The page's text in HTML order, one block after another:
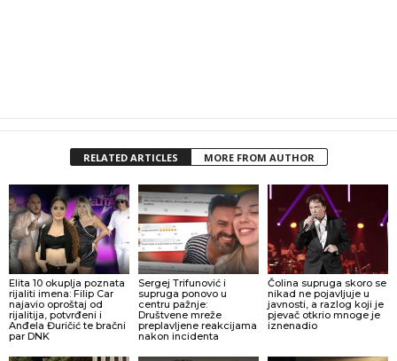
RELATED ARTICLES MORE FROM AUTHOR
Elita 10 okuplja poznata
rijaliti imena: Filip Car
najavio oproštaj od
rijalitija, potvrđeni i
Anđela Đuričić te bračni
par DNK
Sergej Trifunović i
supruga ponovo u
centru pažnje:
Društvene mreže
preplavljene reakcijama
nakon incidenta
Čolina supruga skoro se
nikad ne pojavljuje u
javnosti, a razlog koji je
pjevač otkrio mnoge je
iznenadio